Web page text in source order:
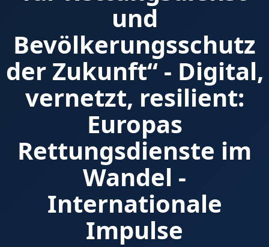
und
Bevölkerungsschutz
der Zukunft“ - Digital,
vernetzt, resilient:
Europas
Rettungsdienste im
Wandel -
Internationale
Impulse